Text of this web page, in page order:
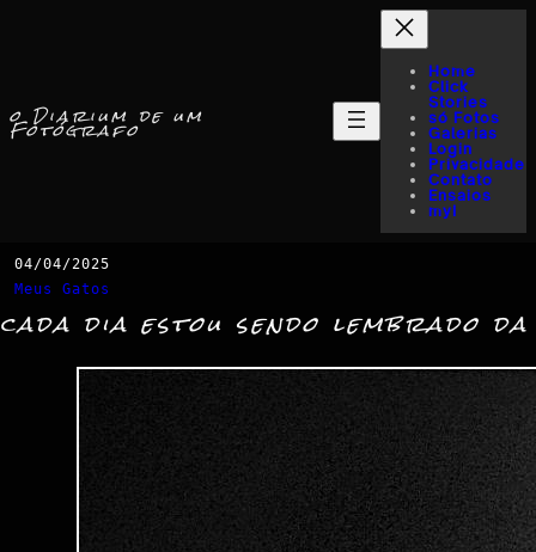
o Diarium de um
Fotógrafo
Home
Click
Stories
só Fotos
Galerias
Login
Privacidade
Contato
Ensaios
myI
04/04/2025
Meus Gatos
cada dia estou sendo lembrado